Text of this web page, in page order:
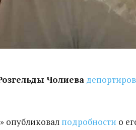
Чолиева
опубликовал подробности о